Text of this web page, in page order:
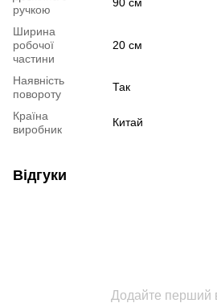
ручкою
Ширина
робочої
частини
20 см
Наявність
повороту
Так
Країна
виробник
Китай
Відгуки
Додайте перший